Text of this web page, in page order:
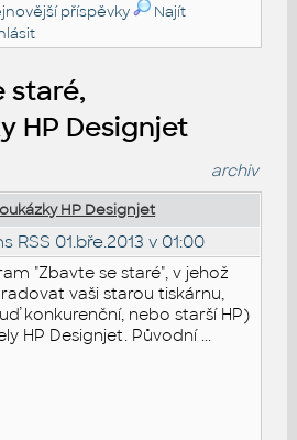
příspěvky
Najít
staré,
HP Designjet
archiv
HP Designjet
RSS 01.bře.2013 v 01:00
"Zbavte se staré", v jehož
vaši starou tiskárnu,
konkurenční, nebo starší HP)
HP Designjet. Původní ...